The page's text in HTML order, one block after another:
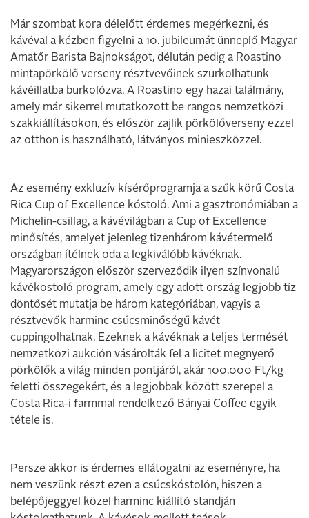
Már szombat kora délelőtt érdemes megérkezni, és
kávéval a kézben figyelni a 10. jubileumát ünneplő Magyar
Amatőr Barista Bajnokságot, délután pedig a Roastino
mintapörkölő verseny résztvevőinek szurkolhatunk
kávéillatba burkolózva. A Roastino egy hazai találmány,
amely már sikerrel mutatkozott be rangos nemzetközi
szakkiállításokon, és először zajlik pörkölőverseny ezzel
az otthon is használható, látványos minieszközzel.
Az esemény exkluzív kísérőprogramja a szűk körű Costa
Rica Cup of Excellence kóstoló. Ami a gasztronómiában a
Michelin-csillag, a kávévilágban a Cup of Excellence
minősítés, amelyet jelenleg tizenhárom kávétermelő
országban ítélnek oda a legkiválóbb kávéknak.
Magyarországon először szerveződik ilyen színvonalú
kávékostoló program, amely egy adott ország legjobb tíz
döntősét mutatja be három kategóriában, vagyis a
résztvevők harminc csúcsminőségű kávét
cuppingolhatnak. Ezeknek a kávéknak a teljes termését
nemzetközi aukción vásárolták fel a licitet megnyerő
pörkölők a világ minden pontjáról, akár 100.000 Ft/kg
feletti összegekért, és a legjobbak között szerepel a
Costa Rica-i farmmal rendelkező Bányai Coffee egyik
tétele is.
Persze akkor is érdemes ellátogatni az eseményre, ha
nem veszünk részt ezen a csúcskóstolón, hiszen a
belépőjeggyel közel harminc kiállító standján